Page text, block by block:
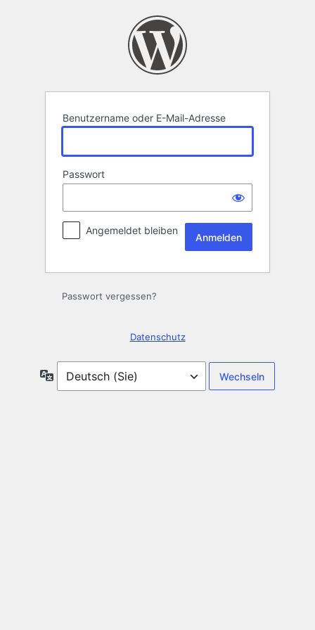
Benutzername oder E-Mail-Adresse
Passwort
Angemeldet bleiben
Passwort vergessen?
Datenschutz
Sprache